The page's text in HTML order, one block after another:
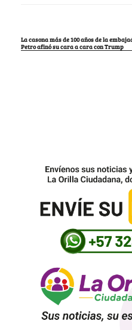
La casona más de 100 años de la
Petro afinó su cara a cara con Trump